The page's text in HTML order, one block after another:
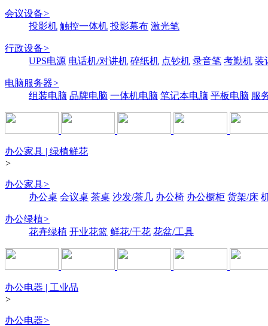
会议设备>
投影机 触控一体机 投影幕布 激光笔
行政设备>
UPS电源 电话机/对讲机 碎纸机 点钞机 录音笔 考勤机 装
电脑服务器>
组装电脑 品牌电脑 一体机电脑 笔记本电脑 平板电脑 服
办公家具 | 绿植鲜花
>
办公家具>
办公桌 会议桌 茶桌 沙发/茶几 办公椅 办公橱柜 货架/床
办公绿植>
花卉绿植 开业花篮 鲜花/干花 花盆/工具
办公电器 | 工业品
>
办公电器>